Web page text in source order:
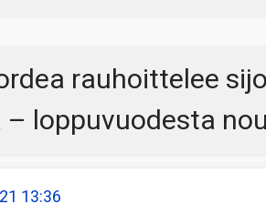
rauhoittelee
loppuvuodesta
13:36